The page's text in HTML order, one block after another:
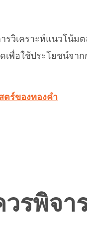
รวิเคราะห์แนวโน้
พื่อใช้ประโยชน์จา
ตร์ของทองคำ
รพิจา